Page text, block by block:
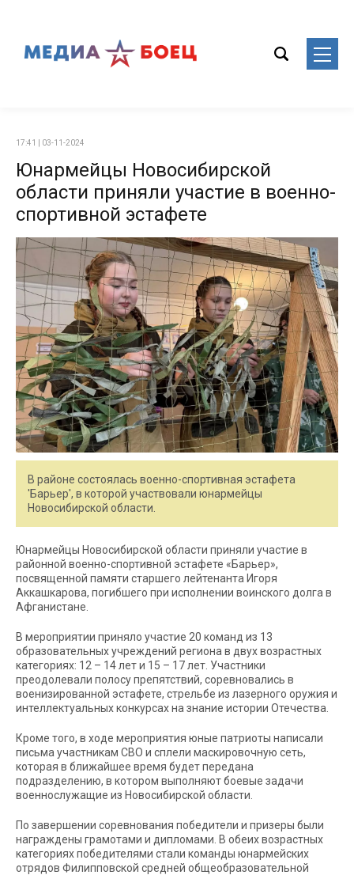
17:41 | 03-11-2024
Юнармейцы Новосибирской
области приняли участие в военно-
спортивной эстафете
В районе состоялась военно-спортивная эстафета
'Барьер', в которой участвовали юнармейцы
Новосибирской области.
Юнармейцы Новосибирской области приняли участие в
районной военно-спортивной эстафете «Барьер»,
посвященной памяти старшего лейтенанта Игоря
Аккашкарова, погибшего при исполнении воинского долга в
Афганистане.
В мероприятии приняло участие 20 команд из 13
образовательных учреждений региона в двух возрастных
категориях: 12 – 14 лет и 15 – 17 лет. Участники
преодолевали полосу препятствий, соревновались в
военизированной эстафете, стрельбе из лазерного оружия и
интеллектуальных конкурсах на знание истории Отечества.
Кроме того, в ходе мероприятия юные патриоты написали
письма участникам СВО и сплели маскировочную сеть,
которая в ближайшее время будет передана
подразделению, в котором выполняют боевые задачи
военнослужащие из Новосибирской области.
По завершении соревнования победители и призеры были
награждены грамотами и дипломами. В обеих возрастных
категориях победителями стали команды юнармейских
отрядов Филипповской средней общеобразовательной